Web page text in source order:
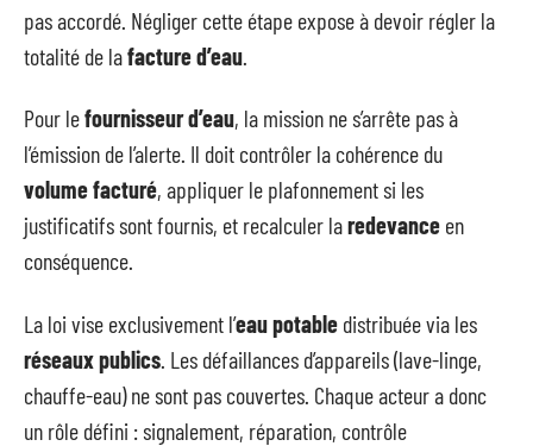
pas accordé. Négliger cette étape expose à devoir régler la
totalité de lafacture d’eau
Pour lefournisseur d’eau, la mission ne s’arrête pas à
l’émission de l’alerte. Il doit contrôler la cohérence du
volume facturé, appliquer le plafonnement si les
justificatifs sont fournis, et recalculer laredevance en
conséquence.
La loi vise exclusivement l’eau potable distribuée via les
réseaux publics . Les défaillances d’appareils (lave-linge,
chauffe-eau) ne sont pas couvertes. Chaque acteur a donc
un rôle défini : signalement, réparation, contrôle